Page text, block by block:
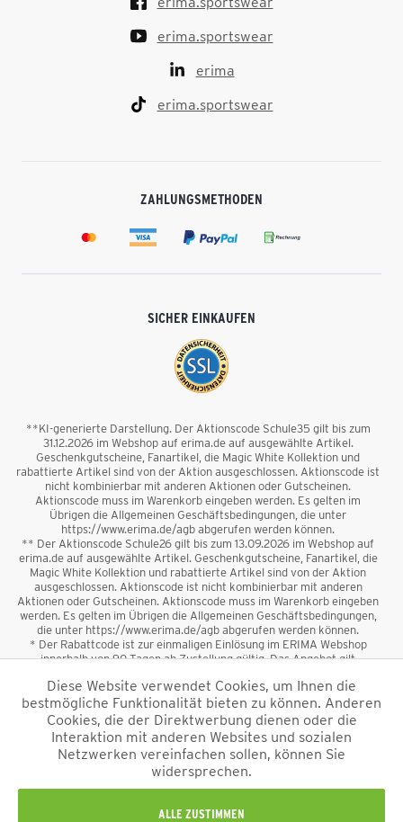
erima.sportswear
erima
erima.sportswear
ZAHLUNGSMETHODEN
SICHER EINKAUFEN
**KI-generierte Darstellung. Der Aktionscode Schule35 gilt bis zum
31.12.2026 im Webshop auf erima.de auf ausgewählte Artikel.
Geschenkgutscheine, Fanartikel, die Magic White Kollektion und
rabattierte Artikel sind von der Aktion ausgeschlossen. Aktionscode ist
nicht kombinierbar mit anderen Aktionen oder Gutscheinen.
Aktionscode muss im Warenkorb eingeben werden. Es gelten im
Übrigen die Allgemeinen Geschäftsbedingungen, die unter
https://www.erima.de/agb abgerufen werden können.
** Der Aktionscode Schule26 gilt bis zum 13.09.2026 im Webshop auf
erima.de auf ausgewählte Artikel. Geschenkgutscheine, Fanartikel, die
Magic White Kollektion und rabattierte Artikel sind von der Aktion
ausgeschlossen. Aktionscode ist nicht kombinierbar mit anderen
Aktionen oder Gutscheinen. Aktionscode muss im Warenkorb eingeben
werden. Es gelten im Übrigen die Allgemeinen Geschäftsbedingungen,
die unter https://www.erima.de/agb abgerufen werden können.
* Der Rabattcode ist zur einmaligen Einlösung im ERIMA Webshop
innerhalb von 90 Tagen ab Zustellung gültig. Das Angebot gilt
sowie Geschenkgutscheine sind vom Rabatt ausgeschlossen. Der
Rabattcode ist nicht mit anderen Aktionen oder Gutscheinen
kombinierbar. Der Mindestbestellwert beträgt 50 €
*Alle Preise verstehen sich inkl. Mehrwertsteuer und zzgl.
und ggf. Nachnahmegebühren, wenn nicht anders
beschrieben.
Diese Website verwendet Cookies, um Ihnen die
bestmögliche Funktionalität bieten zu können. Anderen
Cookies, die der Direktwerbung dienen oder die
Interaktion mit anderen Websites und sozialen
Netzwerken vereinfachen sollen, können Sie
widersprechen.